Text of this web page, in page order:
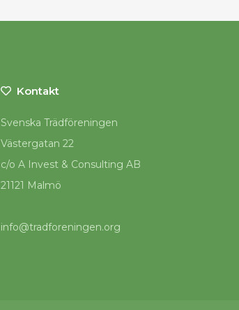
Kontakt
Svenska Trädföreningen
Västergatan 22
c/o A Invest & Consulting AB
21121 Malmö
info@tradforeningen.org